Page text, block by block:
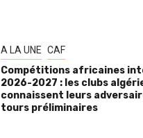
A LA UNE CAF
Compétitions africaines
2026-2027 : les clubs
connaissent leurs
tours préliminaires